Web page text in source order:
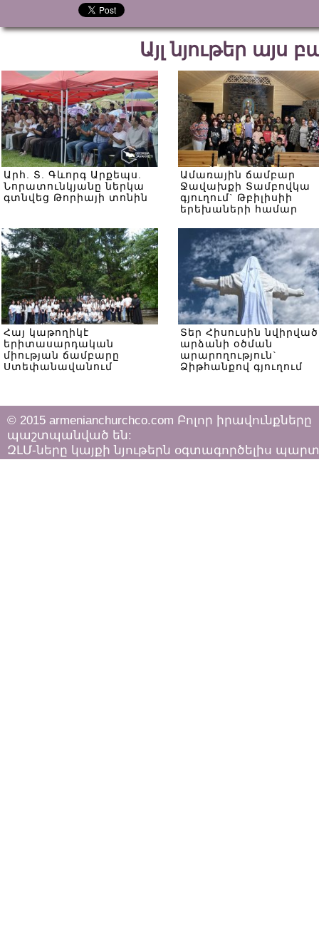
Այլ նյութեր այս
Արհ. Տ. Գևորգ Արքեպս.
Նորատունկյանը ներկա
գտնվեց Թորիայի տոնին
Ամառային ճամբար
Ջավախքի Տամբովկա
գյուղում` Թբիլիսիի
երեխաների համար
Հայ կաթողիկէ
երիտասարդական
միության ճամբարը
Ստեփանավանում
Տեր Հիսուսին նվիրված
արձանի օծման
արարողություն`
Ձիթհանքով գյուղում
© 2015 armenianchurchco.com Բոլոր իրավունքները
պաշտպանված են:
ԶԼՄ-ները կայքի նյութերն օգտագործելիս